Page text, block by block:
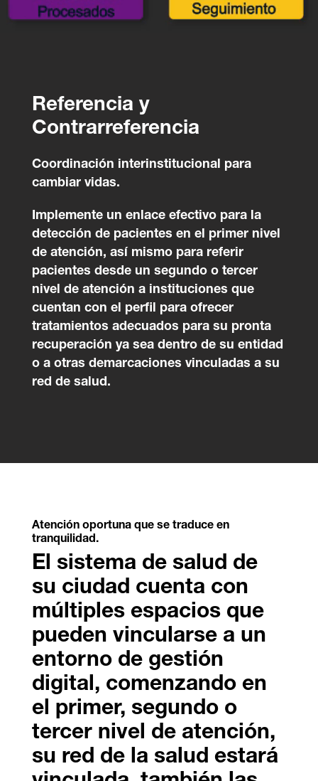
Referencia y
Contrarreferencia
Coordinación interinstitucional para
cambiar vidas.
Implemente un enlace efectivo para la
detección de pacientes en el primer nivel
de atención, así mismo para referir
pacientes desde un segundo o tercer
nivel de atención a instituciones que
cuentan con el perfil para ofrecer
tratamientos adecuados para su pronta
recuperación ya sea dentro de su entidad
o a otras demarcaciones vinculadas a su
red de salud.
Atención oportuna que se traduce en
tranquilidad.
El sistema de salud de
su ciudad cuenta con
múltiples espacios que
pueden vincularse a un
entorno de gestión
digital, comenzando en
el primer, segundo o
tercer nivel de atención,
su red de la salud estará